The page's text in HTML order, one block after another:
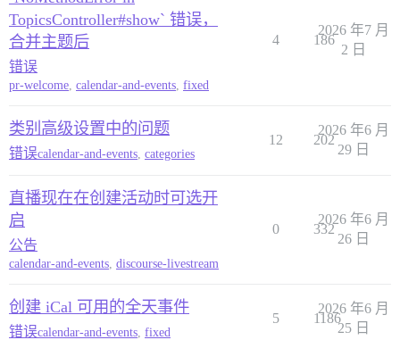
TopicsController#show` 错误，
合并主题后
错误
pr-welcome, calendar-and-events, fixed
4 186
2026 年7 月
2 日
类别高级设置中的问题
错误calendar-and-events categories
12 202
2026 年6 月
29 日
直播现在在创建活动时可选开
启
公告
calendar-and-events, discourse-livestream
0 332
2026 年6 月
26 日
创建 iCal 可用的全天事件
错误calendar-and-events fixed
5 1186
2026 年6 月
25 日